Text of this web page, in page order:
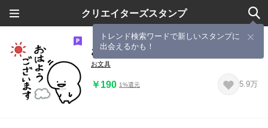
クリエイターズスタンプ
トレンド検索ワードで新しいスタンプに
出会えるかも！
お文具さんの敬語スタンプ
お文具
￥190 1%還元 5.9万